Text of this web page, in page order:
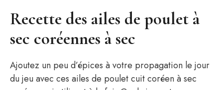
Recette des ailes de poulet à
sec coréennes à sec
Ajoutez un peu d’épices à votre propagation le jour
du jeu avec ces ailes de poulet cuit coréen à sec